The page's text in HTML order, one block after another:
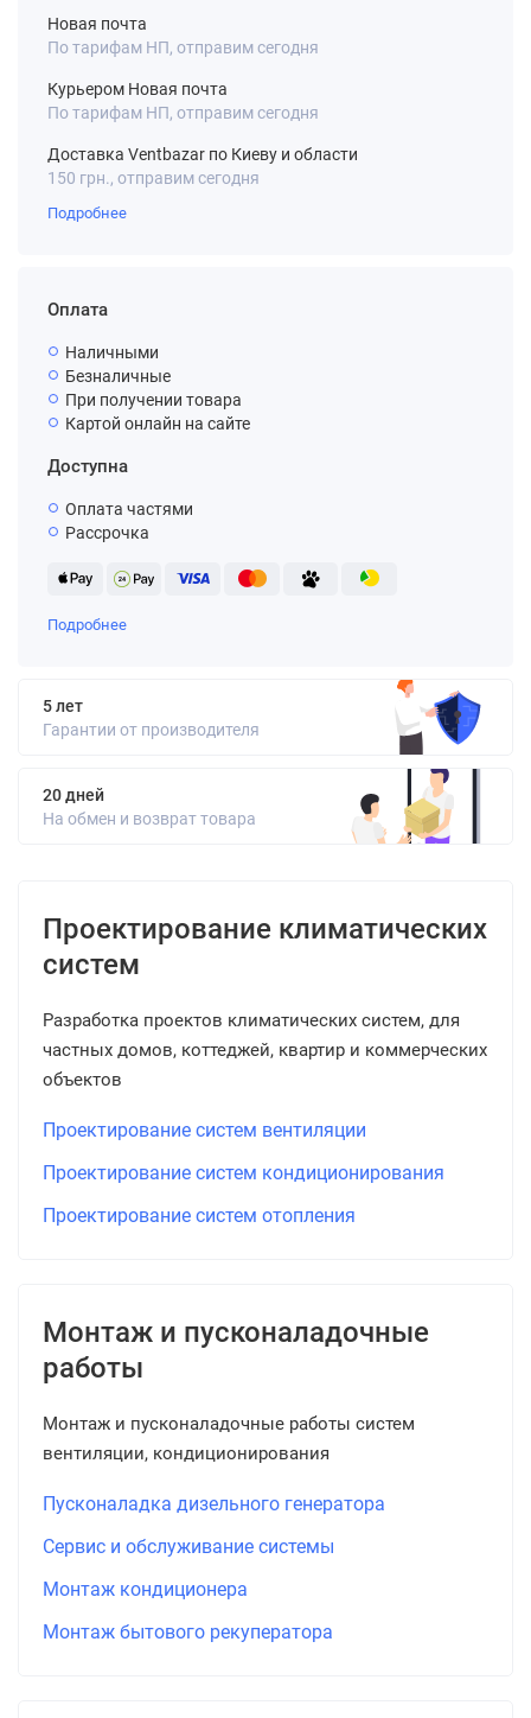
Новая почта
По тарифам НП, отправим сегодня
Курьером Новая почта
По тарифам НП, отправим сегодня
Доставка Ventbazar по Киеву и области
150 грн., отправим сегодня
Подробнее
Оплата
Наличными
Безналичные
При получении товара
Картой онлайн на сайте
Доступна
Оплата частями
Рассрочка
Подробнее
5 лет
Гарантии от производителя
20 дней
На обмен и возврат товара
Проектирование климатических
систем
Разработка проектов климатических систем, для
частных домов, коттеджей, квартир и коммерческих
объектов
Проектирование систем вентиляции
Проектирование систем кондиционирования
Проектирование систем отопления
Монтаж и пусконаладочные
работы
Монтаж и пусконаладочные работы систем
вентиляции, кондиционирования
Пусконаладка дизельного генератора
Сервис и обслуживание системы
Монтаж кондиционера
Монтаж бытового рекуператора